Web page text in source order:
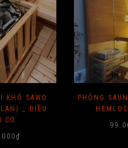
ĐỘC CẦN (
CANADA
MÁY
INOX